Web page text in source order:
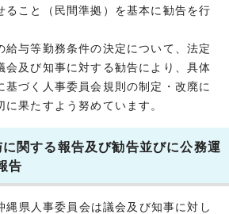
ること（民間準拠）を基本に勧告を行
給与等勤務条件の決定について、法定
会及び知事に対する勧告により、具体
基づく人事委員会規則の制定・改廃に
に果たすよう努めています。
関する報告及び勧告並びに公務運
告
県人事委員会は議会及び知事に対し